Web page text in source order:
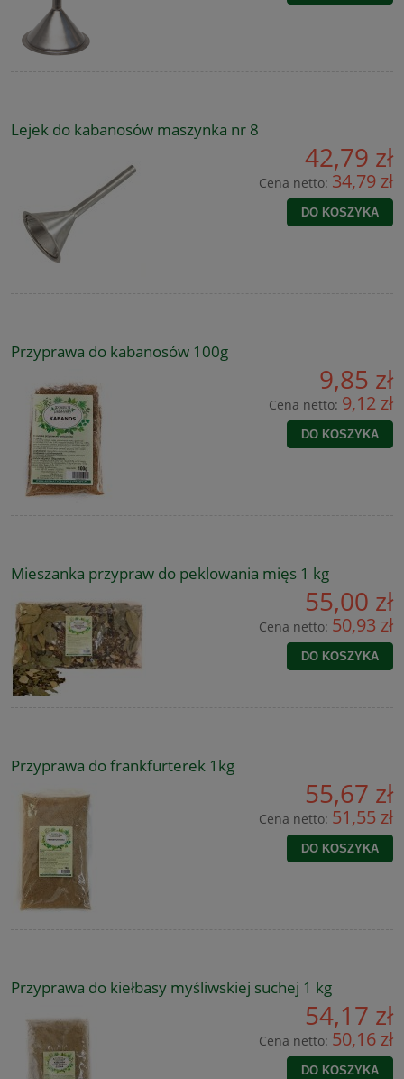
Lejek do kabanosów maszynka nr 8
42,79 zł
Cena netto: 34,79 zł
DO KOSZYKA
Przyprawa do kabanosów 100g
9,85 zł
Cena netto: 9,12 zł
DO KOSZYKA
Mieszanka przypraw do peklowania mięs 1 kg
55,00 zł
Cena netto: 50,93 zł
DO KOSZYKA
Przyprawa do frankfurterek 1kg
55,67 zł
Cena netto: 51,55 zł
DO KOSZYKA
Przyprawa do kiełbasy myśliwskiej suchej 1 kg
54,17 zł
Cena netto: 50,16 zł
DO KOSZYKA